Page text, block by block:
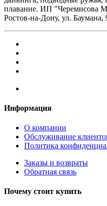
плавание. ИП "Черемисова
Ростов-на-Дону, ул. Баумана,
Информация
О компании
Обслуживание
Политика
Заказы и возвраты
Обратная связь
Почему стоит купить